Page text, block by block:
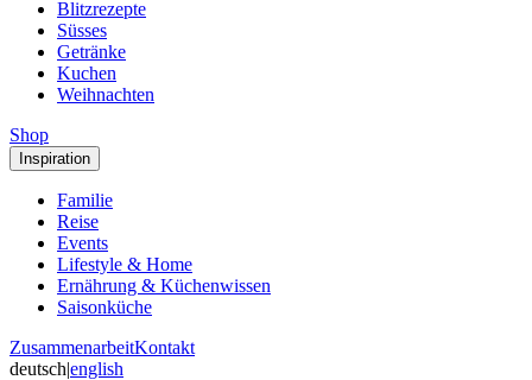
Blitzrezepte
Süsses
Getränke
Kuchen
Weihnachten
Shop
Inspiration
Familie
Reise
Events
Lifestyle & Home
Ernährung & Küchenwissen
Saisonküche
ZusammenarbeitKontakt
deutsch|english